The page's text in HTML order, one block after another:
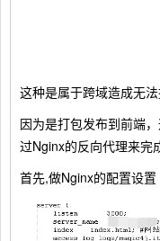
这种是属于跨域造成无法
因为是打包发布到前端
过Nginx的反向代理来完
首先,做Nginx的配置设置